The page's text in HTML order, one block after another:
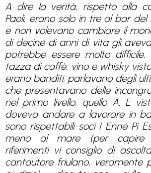
A dire la verità, rispetto alla
Paoli, erano solo in tre al bar del
e non volevano cambiare il
di decine di anni di vita gli
potrebbe essere molto
tazza di caffè, vino e whisky
erano banditi, parlavano degli
che presentavano delle
nel primo livello, quello A. E
doveva andare a lavorare in
sono rispettabili soci I Enne Pi
meno al mare (per capire
riferimenti vi consiglio di
cantautore friulano, veramente